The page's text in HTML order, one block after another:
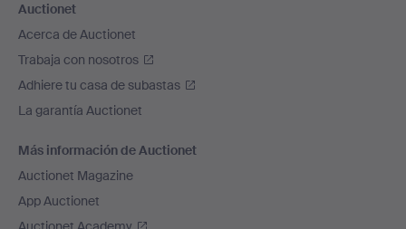
Auctionet
Acerca de Auctionet
Trabaja con nosotros
Adhiere tu casa de subastas
La garantía Auctionet
Más información de Auctionet
Auctionet Magazine
App Auctionet